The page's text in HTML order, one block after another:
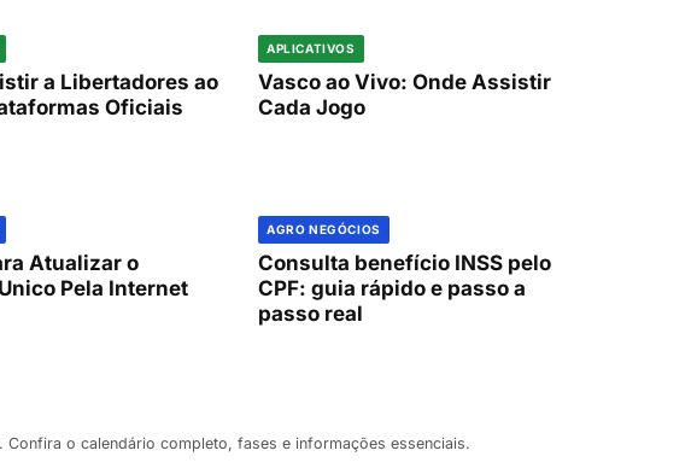
a Libertadores ao
Oficiais
APLICATIVOS
Vasco ao Vivo: Onde Assistir
Cada Jogo
Atualizar o
Pela Internet
AGRO NEGÓCIOS
Consulta benefício INSS pelo
CPF: guia rápido e passo a
passo real
o calendário completo, fases e informações essenciais.